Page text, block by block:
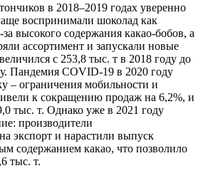
в 2018–2019 годах уверенно
воспринимали шоколад как
высокого содержания какао-бобов, а
ассортимент и запускали новые
с 253,8 тыс. т в 2018 году до
Пандемия COVID-19 в 2020 году
– ограничения мобильности и
к сокращению продаж на 6,2%, и
тыс. т. Однако уже в 2021 году
производители
экспорт и нарастили выпуск
содержанием какао, что позволило
тыс. т.